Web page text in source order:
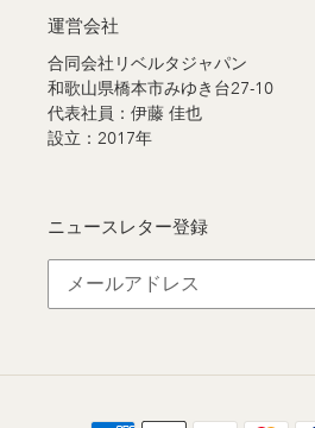
運営会社
合同会社リベルタジャパン
和歌山県橋本市みゆき台27-10
代表社員：伊藤 佳也
設立：2017年
ニュースレター登録
決